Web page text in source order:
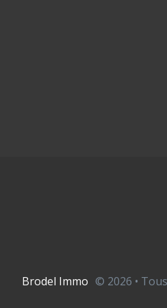
Brodel Immo © 2026 •